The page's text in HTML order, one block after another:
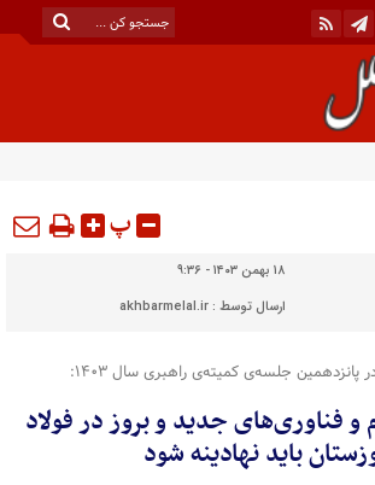
پ
۱۸ بهمن ۱۴۰۳ - ۹:۳۶
ارسال توسط :akhbarmelal.ir
پانزدهمین جلسه‌ی کمیته‌ی راهبری سال ۱۴۰۳:
و فناوری‌های جدید و بروز در فولاد
باید نهادینه شود